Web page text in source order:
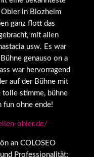
in Blozheim
ganz flott das
mit allen
usw. Es war
genauso on a
war hervorragend
auf der Bühne mit
tolle stimme, bühne
fun ohne ende!
obier.de/
an COLOSEO
Professionalität: